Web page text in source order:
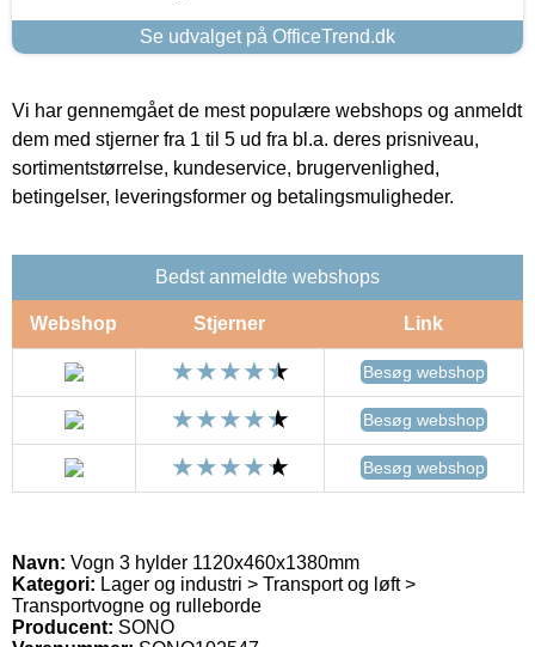
Se udvalget på OfficeTrend.dk
Vi har gennemgået de mest populære webshops og anmeldt
dem med stjerner fra 1 til 5 ud fra bl.a. deres prisniveau,
sortimentstørrelse, kundeservice, brugervenlighed,
betingelser, leveringsformer og betalingsmuligheder.
Bedst anmeldte webshops
Webshop Stjerner Link
Besøg webshop
Besøg webshop
Besøg webshop
Navn: Vogn 3 hylder 1120x460x1380mm
Kategori: Lager og industri > Transport og løft >
Transportvogne og rulleborde
Producent: SONO